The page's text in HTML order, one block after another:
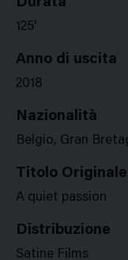
125'
Anno di uscita
2018
Nazionalità
Belgio, Gran
Titolo Originale
A quiet passion
Distribuzione
Satine Films